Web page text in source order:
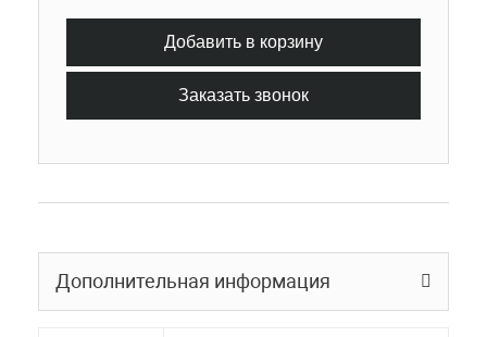
Добавить в корзину
Заказать звонок
Дополнительная информация